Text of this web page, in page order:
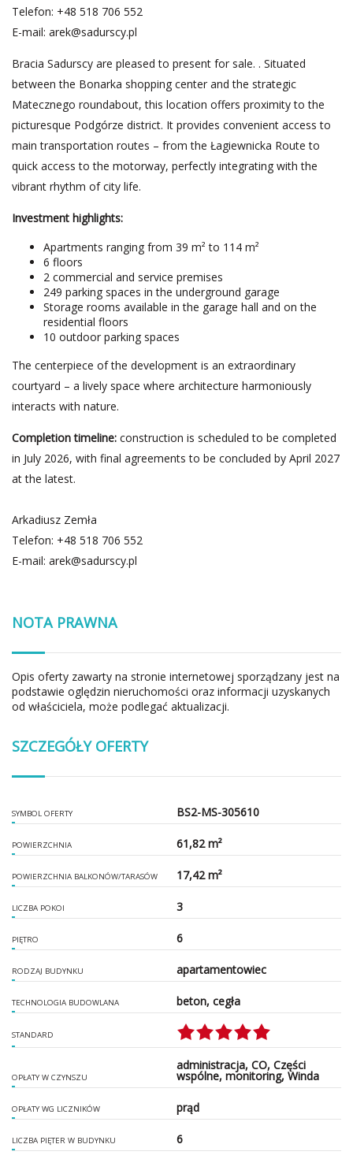
Telefon: +48 518 706 552
E-mail: arek@sadurscy.pl
Bracia Sadurscy are pleased to present for sale. . Situated
between the Bonarka shopping center and the strategic
Matecznego roundabout, this location offers proximity to the
picturesque Podgórze district. It provides convenient access to
main transportation routes – from the Łagiewnicka Route to
quick access to the motorway, perfectly integrating with the
vibrant rhythm of city life.
Investment highlights:
Apartments ranging from 39 m² to 114 m²
6 floors
2 commercial and service premises
249 parking spaces in the underground garage
Storage rooms available in the garage hall and on the
residential floors
10 outdoor parking spaces
The centerpiece of the development is an extraordinary
courtyard – a lively space where architecture harmoniously
interacts with nature.
Completion timeline: construction is scheduled to be completed
in July 2026, with final agreements to be concluded by April 2027
at the latest.
Arkadiusz Zemła
Telefon: +48 518 706 552
E-mail: arek@sadurscy.pl
NOTA PRAWNA
Opis oferty zawarty na stronie internetowej sporządzany jest na
podstawie oględzin nieruchomości oraz informacji uzyskanych
od właściciela, może podlegać aktualizacji.
SZCZEGÓŁY OFERTY
SYMBOL OFERTY BS2-MS-305610
POWIERZCHNIA 61,82 m²
POWIERZCHNIA BALKONÓW/TARASÓW 17,42 m²
LICZBA POKOI 3
PIĘTRO 6
RODZAJ BUDYNKU apartamentowiec
TECHNOLOGIA BUDOWLANA beton, cegła
STANDARD
OPŁATY W CZYNSZU
administracja, CO, Części
wspólne, monitoring, Winda
OPŁATY WG LICZNIKÓW prąd
LICZBA PIĘTER W BUDYNKU 6